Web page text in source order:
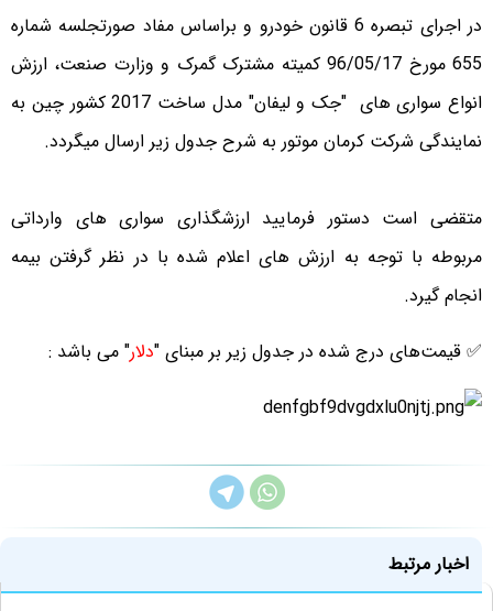
در اجرای تبصره 6 قانون خودرو و براساس مفاد صورتجلسه شماره
655 مورخ 96/05/17 کمیته مشترک گمرک و وزارت صنعت، ارزش
انواع سواری های "جک و لیفان" مدل ساخت 2017 کشور چین به
نمایندگی شرکت کرمان موتور به شرح جدول زیر ارسال میگردد.
متقضی است دستور فرمایید ارزشگذاری سواری های وارداتی
مربوطه با توجه به ارزش های اعلام شده با در نظر گرفتن بیمه
انجام گیرد.
✅ قیمت‌های درج شده در جدول زیر بر مبنای "دلار" می باشد :
اخبار مرتبط